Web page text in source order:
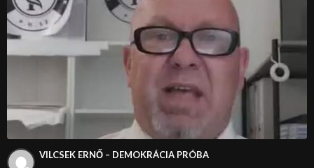
VILCSEK ERNŐ – DEMOKRÁCIA PRÓBA